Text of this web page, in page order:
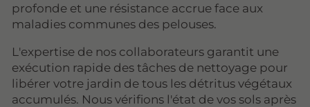
profonde et une résistance accrue face aux
maladies communes des pelouses.
L'expertise de nos collaborateurs garantit une
exécution rapide des tâches de nettoyage pour
libérer votre jardin de tous les détritus végétaux
accumulés. Nous vérifions l'état de vos sols après